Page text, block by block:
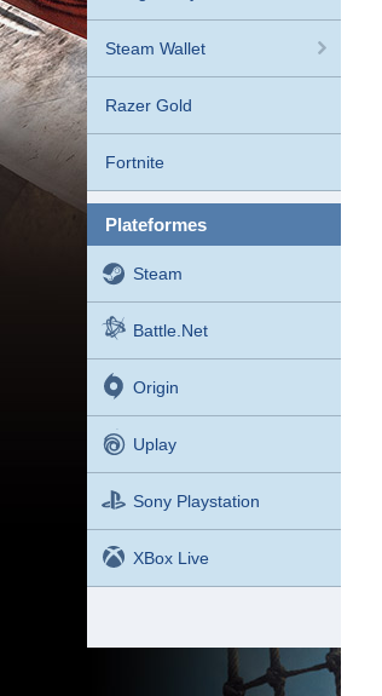
Steam Wallet
Razer Gold
Fortnite
plateformes
Steam
Battle.net
Origin
Uplay
Sony Playstation
XBox Live